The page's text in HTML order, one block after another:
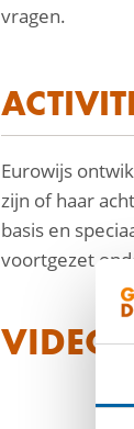
vragen.
Eurowijs
zijn of haar
basis en
voortgezet
VIDEO